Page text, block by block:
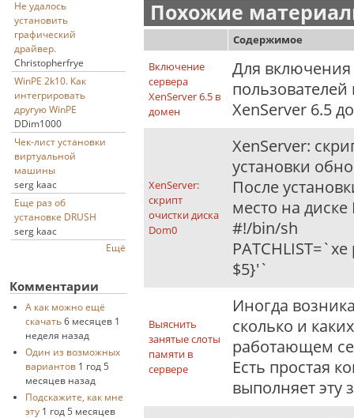
Не удалось
установить
графический
драйвер.
Christopherfrye
WinPE 2k10. Как
интегрировать
другую WinPE
DDim1000
Чек-лист установки
виртуальной
машины
serg kaac
Еще раз об
установке DRUSH
serg kaac
Ещё
Комментарии
А как можно ещё
скачать 6 месяцев 1
неделя назад
Один из возможных
вариантов 1 год 5
месяцев назад
Подскажите, как мне
эту 1 год 5 месяцев
Похожие
Содержимое
Включение
сервера
XenServer 6.5 в
домен
Для включения
XenServer 6.5
XenServer:
скрипт
очистки диска
Dom0
XenServer:
установки
После
место на
#!/bin/sh
$5}'`
Выяснить
занятые слоты
памяти в
сервере
Иногда
сколько и
работающем
Есть простая
выполняет эту